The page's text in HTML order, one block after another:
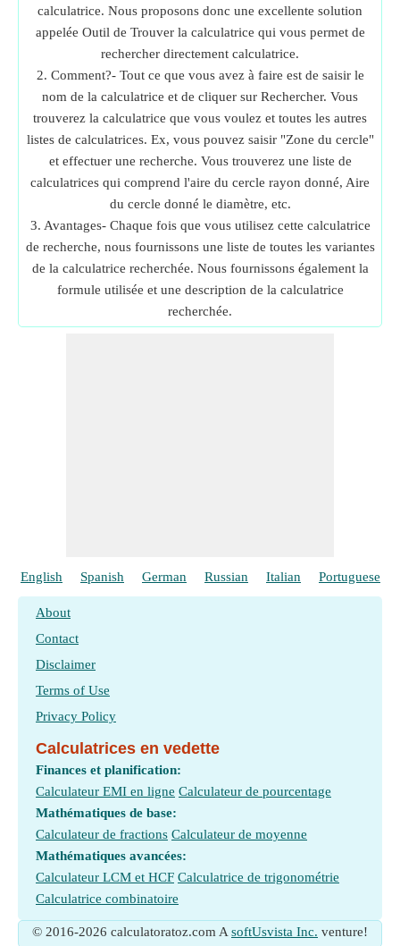
calculatrice. Nous proposons donc une excellente solution
appelée Outil de Trouver la calculatrice qui vous permet de
rechercher directement calculatrice.
2. Comment?- Tout ce que vous avez à faire est de saisir le
nom de la calculatrice et de cliquer sur Rechercher. Vous
trouverez la calculatrice que vous voulez et toutes les autres
listes de calculatrices. Ex, vous pouvez saisir "Zone du cercle"
et effectuer une recherche. Vous trouverez une liste de
calculatrices qui comprend l'aire du cercle rayon donné, Aire
du cercle donné le diamètre, etc.
3. Avantages- Chaque fois que vous utilisez cette calculatrice
de recherche, nous fournissons une liste de toutes les variantes
de la calculatrice recherchée. Nous fournissons également la
formule utilisée et une description de la calculatrice
recherchée.
English Spanish German Russian Italian Portuguese
About
Contact
Disclaimer
Terms of Use
Privacy Policy
Calculatrices en vedette
Finances et planification:
Calculateur EMI en ligne Calculateur de pourcentage
Mathématiques de base:
Calculateur de fractions Calculateur de moyenne
Mathématiques avancées:
Calculateur LCM et HCF Calculatrice de trigonométrie
Calculatrice combinatoire
© 2016-2026 calculatoratoz.com A softUsvista Inc. venture!